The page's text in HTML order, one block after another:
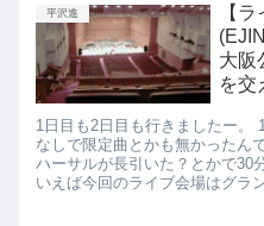
平沢進
【
大阪
を交
1日目も2日目も行きましたー。
なしで限定曲とかも無かったん
ハーサルが長引いた？とかで30
いえば今回のライブ会場はグラ